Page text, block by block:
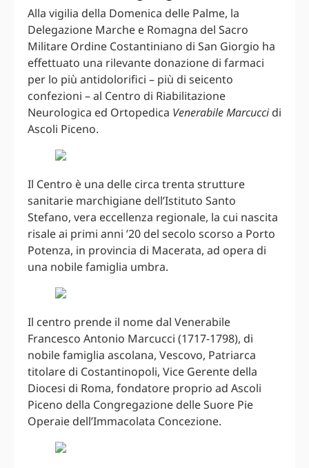
Alla vigilia della Domenica delle Palme, la
Delegazione Marche e Romagna del Sacro
Militare Ordine Costantiniano di San Giorgio ha
effettuato una rilevante donazione di farmaci
per lo più antidolorifici – più di seicento
confezioni – al Centro di Riabilitazione
Neurologica ed Ortopedica Venerabile Marcuccidi
Ascoli Piceno.
Il Centro è una delle circa trenta strutture
sanitarie marchigiane dell’Istituto Santo
Stefano, vera eccellenza regionale, la cui nascita
risale ai primi anni ’20 del secolo scorso a Porto
Potenza, in provincia di Macerata, ad opera di
una nobile famiglia umbra.
Il centro prende il nome dal Venerabile
Francesco Antonio Marcucci (1717-1798), di
nobile famiglia ascolana, Vescovo, Patriarca
titolare di Costantinopoli, Vice Gerente della
Diocesi di Roma, fondatore proprio ad Ascoli
Piceno della Congregazione delle Suore Pie
Operaie dell’Immacolata Concezione.